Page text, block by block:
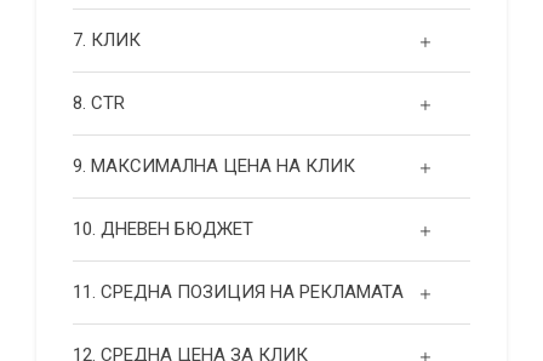
7. КЛИК
8. CTR
9. МАКСИМАЛНА ЦЕНА НА КЛИК
10. ДНЕВЕН БЮДЖЕТ
11. СРЕДНА ПОЗИЦИЯ НА РЕКЛАМАТА
12. СРЕДНА ЦЕНА ЗА КЛИК